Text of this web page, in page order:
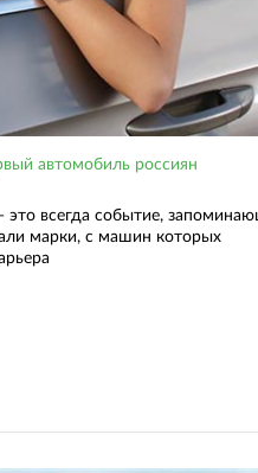
автомобиль россиян
всегда событие,
марки, с машин которых